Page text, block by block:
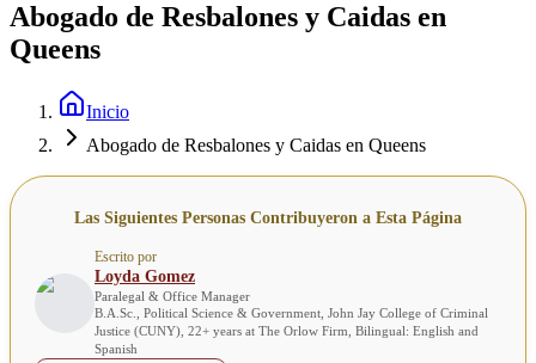
Abogado de Resbalones y Caidas en
Queens
Inicio
Abogado de Resbalones y Caidas en Queens
Las Siguientes Personas Contribuyeron a Esta Página
Escrito por
Loyda Gomez
Paralegal & Office Manager
B.A.Sc., Political Science & Government, John Jay College of Criminal
Justice (CUNY), 22+ years at The Orlow Firm, Bilingual: English and
Spanish